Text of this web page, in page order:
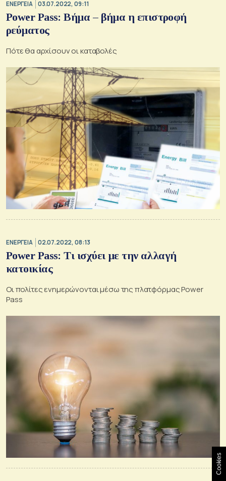
ΕΝΕΡΓΕΙΑ 03.07.2022, 09:11
Power Pass: Βήμα – βήμα η επιστροφή
ρεύματος
Πότε θα αρχίσουν οι καταβολές
ΕΝΕΡΓΕΙΑ 02.07.2022, 08:13
Power Pass: Τι ισχύει με την αλλαγή
κατοικίας
Oι πολίτες ενημερώνονται μέσω της πλατφόρμας Power
Pass
Cookies